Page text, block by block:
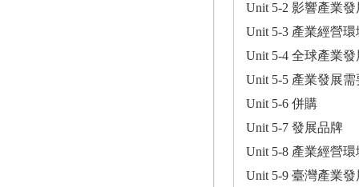
Unit 5-2 影響產業
Unit 5-3 產業經營
Unit 5-4 全球產業
Unit 5-5 產業發展
Unit 5-6 併購
Unit 5-7 發展品牌
Unit 5-8 產業經營環
Unit 5-9 臺灣產業